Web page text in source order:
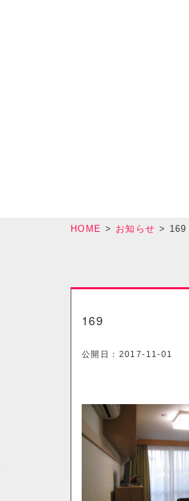
HOME > お知らせ > 169
169
公開日： 2017-11-01